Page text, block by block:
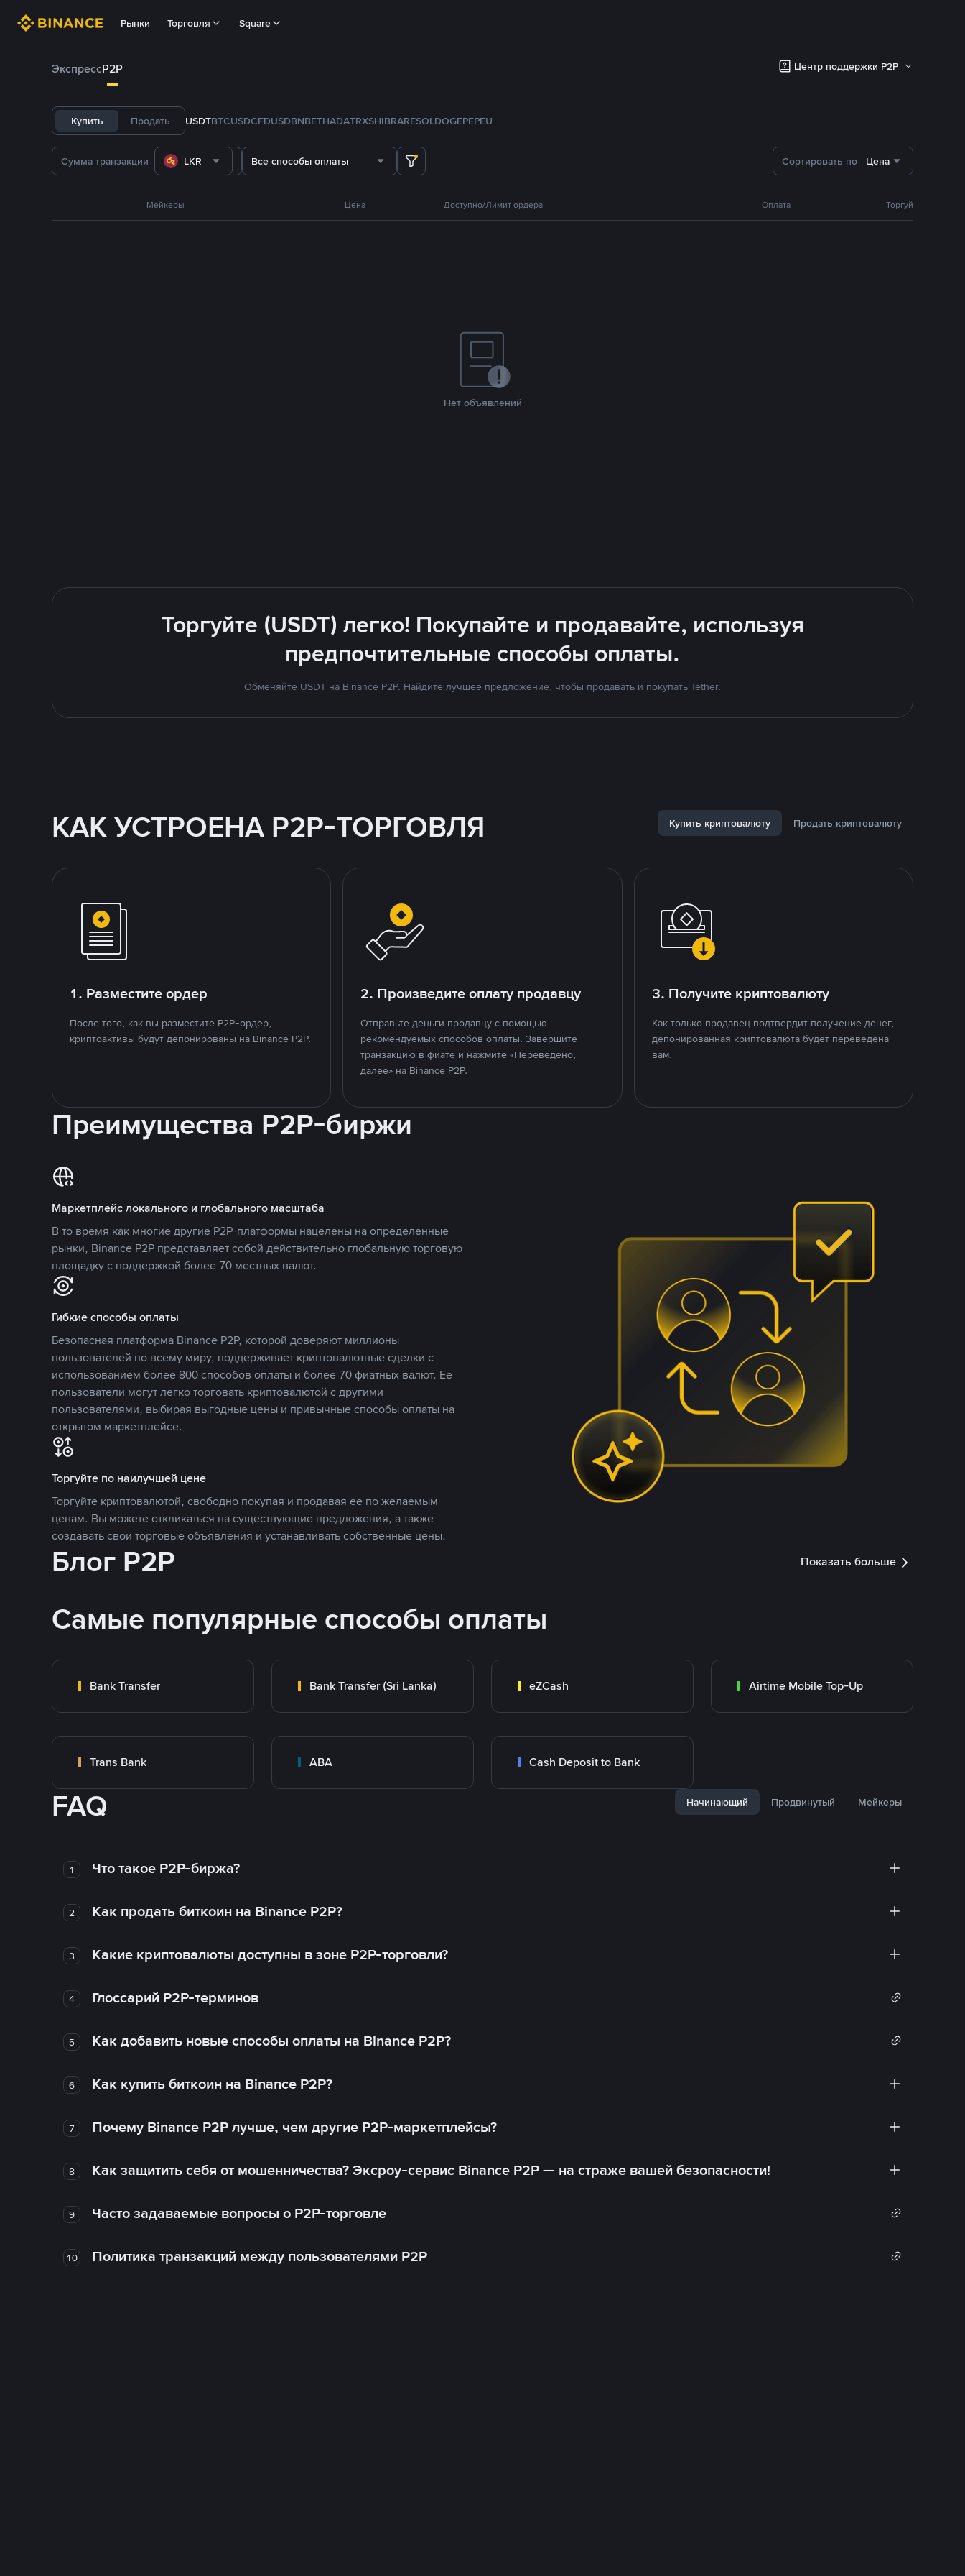
Рынки Торговля Square
ЭкспрессP2P Центр поддержки P2P
Купить Продать USDTBTCUSDCFDUSDBNBETHADATRXSHIBRARESOLDOGEPEPEU
LKR Все способы оплаты Сортировать по Цена
Мейкеры Цена Доступно/Лимит ордера Оплата Торгуй
Нет объявлений
Торгуйте (USDT) легко! Покупайте и продавайте, используя
предпочтительные способы оплаты.
Обменяйте USDT на Binance P2P. Найдите лучшее предложение, чтобы продавать и покупать Tether.
КАК УСТРОЕНА P2P-ТОРГОВЛЯ Купить криптовалюту Продать криптовалюту
1. Разместите ордер
После того, как вы разместите P2P-ордер,
криптоактивы будут депонированы на Binance P2P.
2. Произведите оплату продавцу
Отправьте деньги продавцу с помощью
рекомендуемых способов оплаты. Завершите
транзакцию в фиате и нажмите «Переведено,
далее» на Binance P2P.
3. Получите криптовалюту
Как только продавец подтвердит получение денег,
депонированная криптовалюта будет переведена
вам.
Преимущества P2P-биржи
Маркетплейс локального и глобального масштаба
В то время как многие другие P2P-платформы нацелены на определенные
рынки, Binance P2P представляет собой действительно глобальную торговую
площадку с поддержкой более 70 местных валют.
Гибкие способы оплаты
Безопасная платформа Binance P2P, которой доверяют миллионы
пользователей по всему миру, поддерживает криптовалютные сделки с
использованием более 800 способов оплаты и более 70 фиатных валют. Ее
пользователи могут легко торговать криптовалютой с другими
пользователями, выбирая выгодные цены и привычные способы оплаты на
открытом маркетплейсе.
Торгуйте по наилучшей цене
Торгуйте криптовалютой, свободно покупая и продавая ее по желаемым
ценам. Вы можете откликаться на существующие предложения, а также
создавать свои торговые объявления и устанавливать собственные цены.
Блог P2P Показать больше
Самые популярные способы оплаты
Bank Transfer Bank Transfer (Sri Lanka) eZCash Airtime Mobile Top-Up
Trans Bank ABA Cash Deposit to Bank
FAQ Начинающий Продвинутый Мейкеры
1 Что такое P2P-биржа?
2 Как продать биткоин на Binance P2P?
3 Какие криптовалюты доступны в зоне P2P-торговли?
4 Глоссарий P2P-терминов
5 Как добавить новые способы оплаты на Binance P2P?
6 Как купить биткоин на Binance P2P?
7 Почему Binance P2P лучше, чем другие P2P-маркетплейсы?
8 Как защитить себя от мошенничества? Эксроу-сервис Binance P2P — на страже вашей безопасности!
9 Часто задаваемые вопросы о P2P-торговле
10 Политика транзакций между пользователями P2P